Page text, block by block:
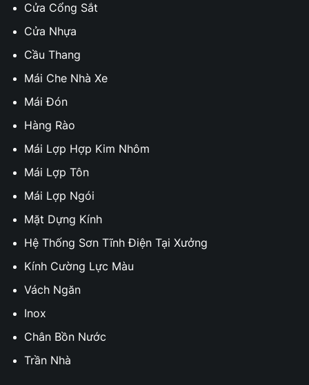
Cửa Cổng Sắt
Cửa Nhựa
Cầu Thang
Mái Che Nhà Xe
Mái Đón
Hàng Rào
Mái Lợp Hợp Kim Nhôm
Mái Lợp Tôn
Mái Lợp Ngói
Mặt Dựng Kính
Hệ Thống Sơn Tĩnh Điện Tại Xưởng
Kính Cường Lực Màu
Vách Ngăn
Inox
Chân Bồn Nước
Trần Nhà